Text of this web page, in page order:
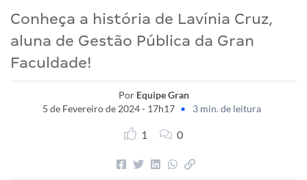
Conheça a história de Lavínia Cruz,
aluna de Gestão Pública da Gran
Faculdade!
Por Equipe Gran
5 de Fevereiro de 2024 - 17h17 • 3 min. de leitura
1 0